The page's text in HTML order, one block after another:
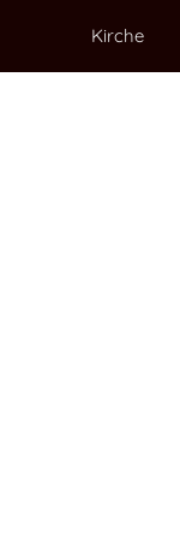
Kirche